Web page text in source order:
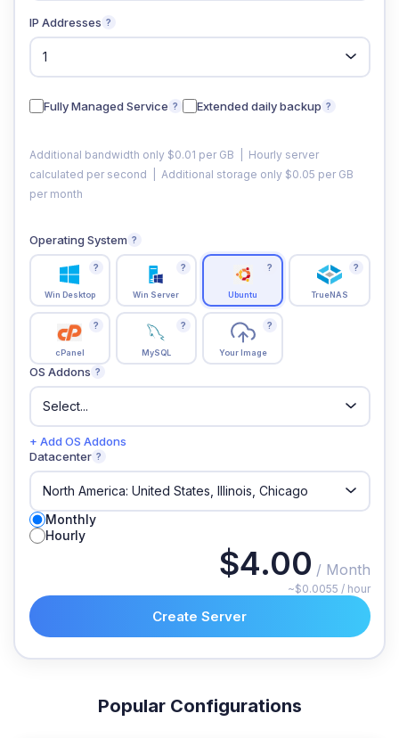
IP Addresses ?
Fully Managed Service ? Extended daily backup ?
Additional bandwidth only $0.01 per GB | Hourly server
calculated per second | Additional storage only $0.05 per GB
per month
Operating System ?
Win Desktop
?
Win Server
?
Ubuntu
?
TrueNAS
?
cPanel
?
MySQL
?
Your Image
?
OS Addons ?
+ Add OS Addons
Datacenter ?
Monthly
Hourly
$4.00 / Month
~$0.0055 / hour
Create Server
Popular Configurations